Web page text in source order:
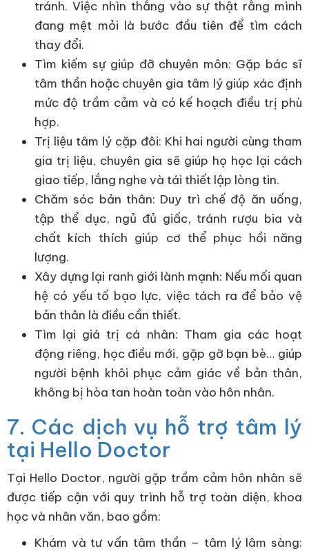
tránh. Việc nhìn thẳng vào sự thật rằng mình
đang mệt mỏi là bước đầu tiên để tìm cách
thay đổi.
Tìm kiếm sự giúp đỡ chuyên môn: Gặp bác sĩ
tâm thần hoặc chuyên gia tâm lý giúp xác định
mức độ trầm cảm và có kế hoạch điều trị phù
hợp.
Trị liệu tâm lý cặp đôi: Khi hai người cùng tham
gia trị liệu, chuyên gia sẽ giúp họ học lại cách
giao tiếp, lắng nghe và tái thiết lập lòng tin.
Chăm sóc bản thân: Duy trì chế độ ăn uống,
tập thể dục, ngủ đủ giấc, tránh rượu bia và
chất kích thích giúp cơ thể phục hồi năng
lượng.
Xây dựng lại ranh giới lành mạnh: Nếu mối quan
hệ có yếu tố bạo lực, việc tách ra để bảo vệ
bản thân là điều cần thiết.
Tìm lại giá trị cá nhân: Tham gia các hoạt
động riêng, học điều mới, gặp gỡ bạn bè… giúp
người bệnh khôi phục cảm giác về bản thân,
không bị hòa tan hoàn toàn vào hôn nhân.
7. Các dịch vụ hỗ trợ tâm lý
tại Hello Doctor
Tại Hello Doctor, người gặp trầm cảm hôn nhân sẽ
được tiếp cận với quy trình hỗ trợ toàn diện, khoa
học và nhân văn, bao gồm:
Khám và tư vấn tâm thần – tâm lý lâm sàng: